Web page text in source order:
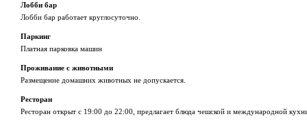
Лобби бар
Лобби бар работает круглосуточно.
Паркинг
Платная парковка машин
Проживание с животными
Размещение домашних животных не допускается.
Ресторан
Ресторан открыт с 19:00 до 22:00, предлагает блюда чешской и международной